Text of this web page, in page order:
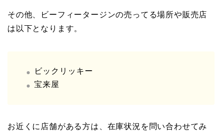
その他、ビーフィータージンの売ってる場所や販売店
は以下となります。
ビックリッキー
宝来屋
お近くに店舗がある方は、在庫状況を問い合わせてみ